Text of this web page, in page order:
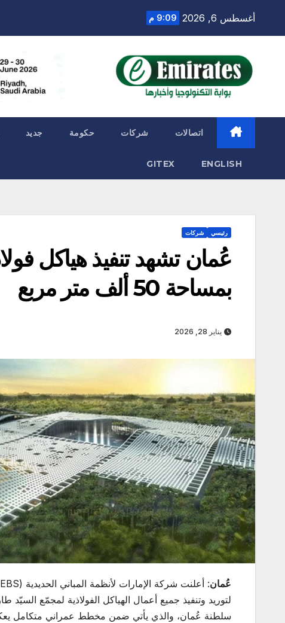
أغسطس 6, 2026 9:09 م
اتصالات شركات حكومة جديد
ENGLISH
GITEX
رئيسي شركات
عُمان تشهد تنفيذ هياكل
بمساحة 50 ألف متر مربع
يناير 28, 2026
عُمان
لتوريد وتنفيذ جميع أعمال الهياكل الفولاذية لمجمّع السيّد
سلطنة عُمان، والذي يأتي ضمن مخطط عمراني متكامل يعكس